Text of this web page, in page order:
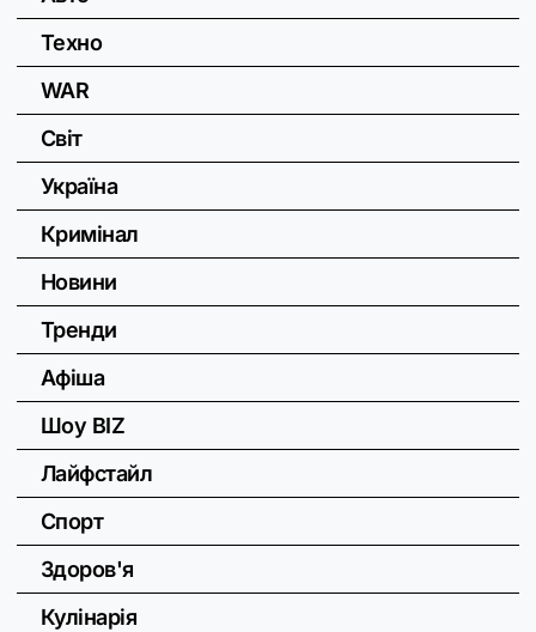
Техно
WAR
Світ
Україна
Кримінал
Новини
Тренди
Афіша
Шоу BIZ
Лайфстайл
Спорт
Здоров'я
Кулінарія